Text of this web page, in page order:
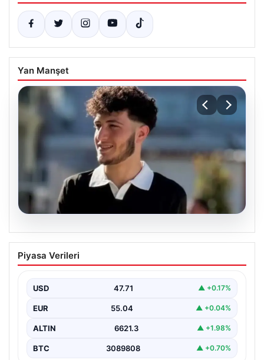
Yan Manşet
Fatih’te 19 yaşındaki Ali’nin bıçakla
öldürüldüğü kavgaya ilişkin gözaltı
Piyasa Verileri
USD 47.71 ▲ +0.17%
EUR 55.04 ▲ +0.04%
ALTIN 6621.3 ▲ +1.98%
BTC 3089808 ▲ +0.70%